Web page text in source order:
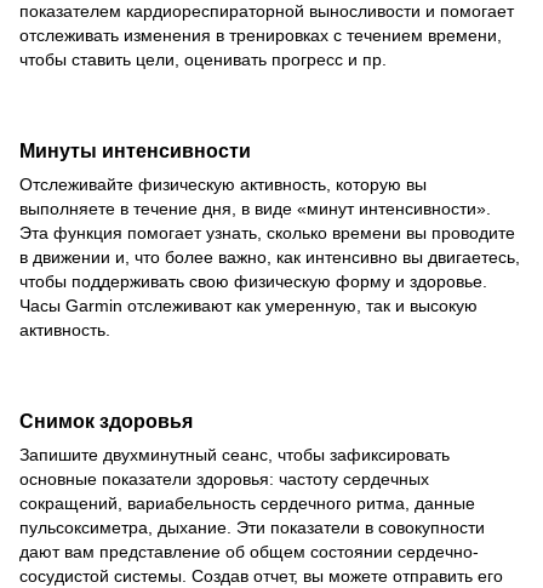
показателем кардиореспираторной выносливости и помогает
отслеживать изменения в тренировках с течением времени,
чтобы ставить цели, оценивать прогресс и пр.
Минуты интенсивности
Отслеживайте физическую активность, которую вы
выполняете в течение дня, в виде «минут интенсивности».
Эта функция помогает узнать, сколько времени вы проводите
в движении и, что более важно, как интенсивно вы двигаетесь,
чтобы поддерживать свою физическую форму и здоровье.
Часы Garmin отслеживают как умеренную, так и высокую
активность.
Снимок здоровья
Запишите двухминутный сеанс, чтобы зафиксировать
основные показатели здоровья: частоту сердечных
сокращений, вариабельность сердечного ритма, данные
пульсоксиметра, дыхание. Эти показатели в совокупности
дают вам представление об общем состоянии сердечно-
сосудистой системы. Создав отчет, вы можете отправить его